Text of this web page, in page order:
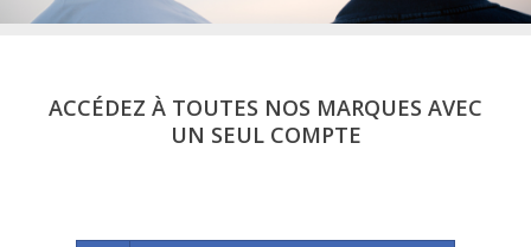
ACCÉDEZ À TOUTES NOS MARQUES AVEC
UN SEUL COMPTE